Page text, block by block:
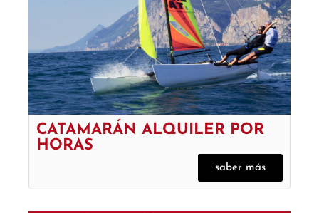
CATAMARÁN ALQUILER POR
HORAS
saber más